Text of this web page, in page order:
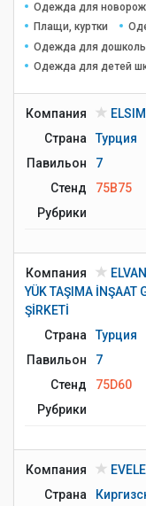
Одежда для
Плащи, куртки
Одежда для
Одежда для детей
Компания
Страна
Турция
Павильон
7
Стенд
75B75
Рубрики
Компания
YÜK TAŞIMA İNŞAAT
ŞİRKETİ
Страна
Турция
Павильон
7
Стенд
75D60
Рубрики
Компания
Страна